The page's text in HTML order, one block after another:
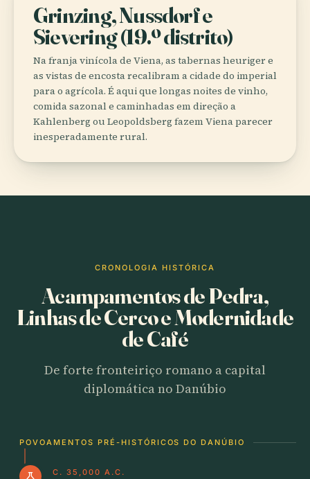
Grinzing, Nussdorf e
Sievering (19.º distrito)
Na franja vinícola de Viena, as tabernas heuriger e
as vistas de encosta recalibram a cidade do imperial
para o agrícola. É aqui que longas noites de vinho,
comida sazonal e caminhadas em direção a
Kahlenberg ou Leopoldsberg fazem Viena parecer
inesperadamente rural.
CRONOLOGIA HISTÓRICA
Acampamentos de Pedra,
Linhas de Cerco e Modernidade
de Café
De forte fronteiriço romano a capital
diplomática no Danúbio
POVOAMENTOS PRÉ-HISTÓRICOS DO DANÚBIO
science C. 35,000 A.C.